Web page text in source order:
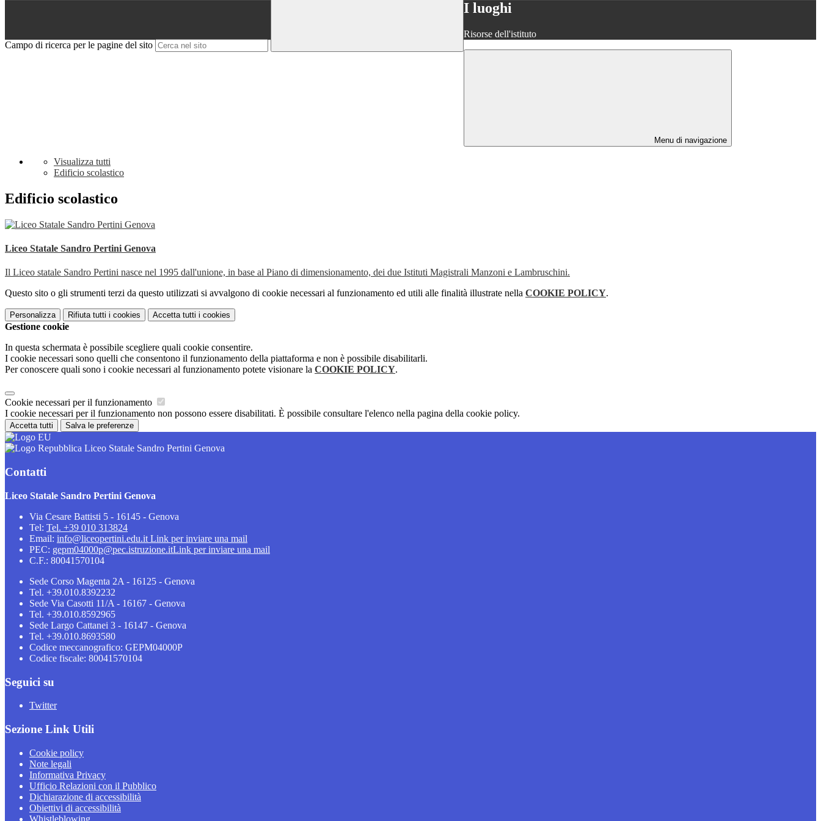
Campo di ricerca per le pagine del sito
I luoghi
Risorse dell'istituto
Menu di navigazione
Visualizza tutti
Edificio scolastico
Edificio scolastico
Liceo Statale Sandro Pertini Genova
Il Liceo statale Sandro Pertini nasce nel 1995 dall'unione, in base al Piano di dimensionamento, dei due Istituti Magistrali Manzoni e Lambruschini.
Questo sito o gli strumenti terzi da questo utilizzati si avvalgono di cookie necessari al funzionamento ed utili alle finalità illustrate nella COOKIE POLICY.
Personalizza Rifiuta tutti i cookies Accetta tutti i cookies
Gestione cookie
In questa schermata è possibile scegliere quali cookie consentire.
I cookie necessari sono quelli che consentono il funzionamento della piattaforma e non è possibile disabilitarli.
Per conoscere quali sono i cookie necessari al funzionamento potete visionare la COOKIE POLICY.
Cookie necessari per il funzionamento
I cookie necessari per il funzionamento non possono essere disabilitati. È possibile consultare l'elenco nella pagina della cookie policy.
Accetta tutti Salva le preferenze
Liceo Statale Sandro Pertini Genova
Contatti
Liceo Statale Sandro Pertini Genova
Via Cesare Battisti 5 - 16145 - Genova
Tel: Tel. +39 010 313824
Email: info@liceopertini.edu.it Link per inviare una mail
PEC: gepm04000p@pec.istruzione.itLink per inviare una mail
C.F.: 80041570104
Sede Corso Magenta 2A - 16125 - Genova
Tel. +39.010.8392232
Sede Via Casotti 11/A - 16167 - Genova
Tel. +39.010.8592965
Sede Largo Cattanei 3 - 16147 - Genova
Tel. +39.010.8693580
Codice meccanografico: GEPM04000P
Codice fiscale: 80041570104
Seguici su
Twitter
Sezione Link Utili
Cookie policy
Note legali
Informativa Privacy
Ufficio Relazioni con il Pubblico
Dichiarazione di accessibilità
Obiettivi di accessibilità
Whistleblowing